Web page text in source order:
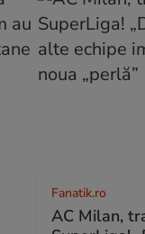
Fanatik.ro
AC Milan,